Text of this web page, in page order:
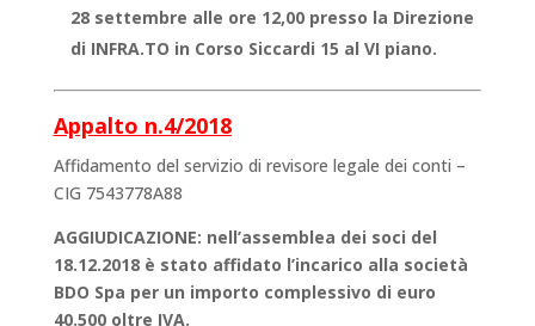
28 settembre alle ore 12,00 presso la Direzione
di INFRA.TO in Corso Siccardi 15 al VI piano.
Appalto n.4/2018
Affidamento del servizio di revisore legale dei conti –
CIG 7543778A88
AGGIUDICAZIONE: nell’assemblea dei soci del
18.12.2018 è stato affidato l’incarico alla società
BDO Spa per un importo complessivo di euro
40.500 oltre IVA.